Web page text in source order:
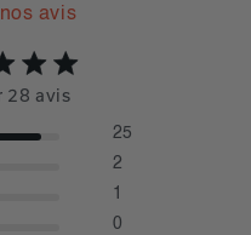
avis
5 stars 28 total reviews
28 avis
25
2
1
0